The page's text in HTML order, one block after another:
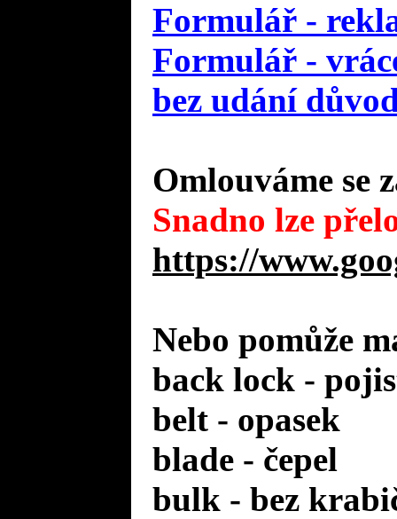
Formulář -
Formulář -
bez udání
Omlouváme se
Snadno lze
https://
Nebo pomůže
back lock -
belt - opasek
blade - čepel
bulk - bez